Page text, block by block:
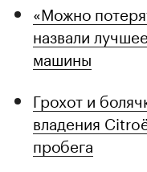
«Можно
назвали
машины
Грохот и
владения
пробега